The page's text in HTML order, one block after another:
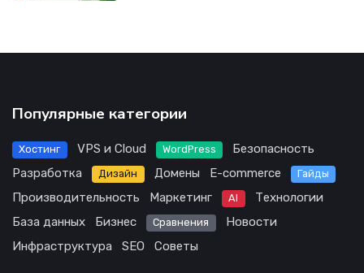
Популярные категории
Хостинг VPS и Cloud WordPress
Безопасность
Разработка
Дизайн Домены E-commerce Гайды
Производительность Маркетинг AI
Технологии
База данных
Бизнес Сравнения
Новости
Инфраструктура
SEO Советы